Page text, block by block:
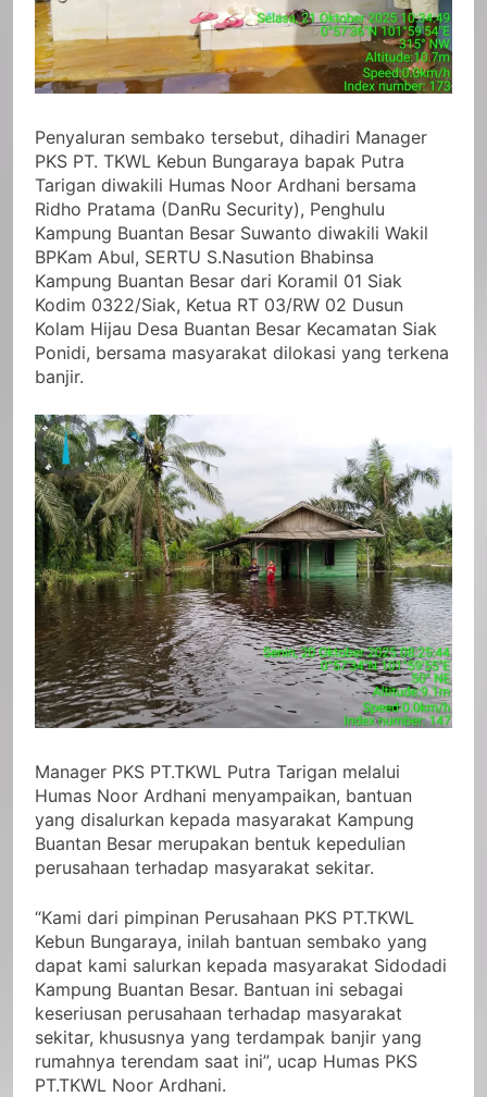
Penyaluran sembako tersebut, dihadiri Manager
PKS PT. TKWL Kebun Bungaraya bapak Putra
Tarigan diwakili Humas Noor Ardhani bersama
Ridho Pratama (DanRu Security), Penghulu
Kampung Buantan Besar Suwanto diwakili Wakil
BPKam Abul, SERTU S.Nasution Bhabinsa
Kampung Buantan Besar dari Koramil 01 Siak
Kodim 0322/Siak, Ketua RT 03/RW 02 Dusun
Kolam Hijau Desa Buantan Besar Kecamatan Siak
Ponidi, bersama masyarakat dilokasi yang terkena
banjir.
Manager PKS PT.TKWL Putra Tarigan melalui
Humas Noor Ardhani menyampaikan, bantuan
yang disalurkan kepada masyarakat Kampung
Buantan Besar merupakan bentuk kepedulian
perusahaan terhadap masyarakat sekitar.
“Kami dari pimpinan Perusahaan PKS PT.TKWL
Kebun Bungaraya, inilah bantuan sembako yang
dapat kami salurkan kepada masyarakat Sidodadi
Kampung Buantan Besar. Bantuan ini sebagai
keseriusan perusahaan terhadap masyarakat
sekitar, khususnya yang terdampak banjir yang
rumahnya terendam saat ini”, ucap Humas PKS
PT.TKWL Noor Ardhani.